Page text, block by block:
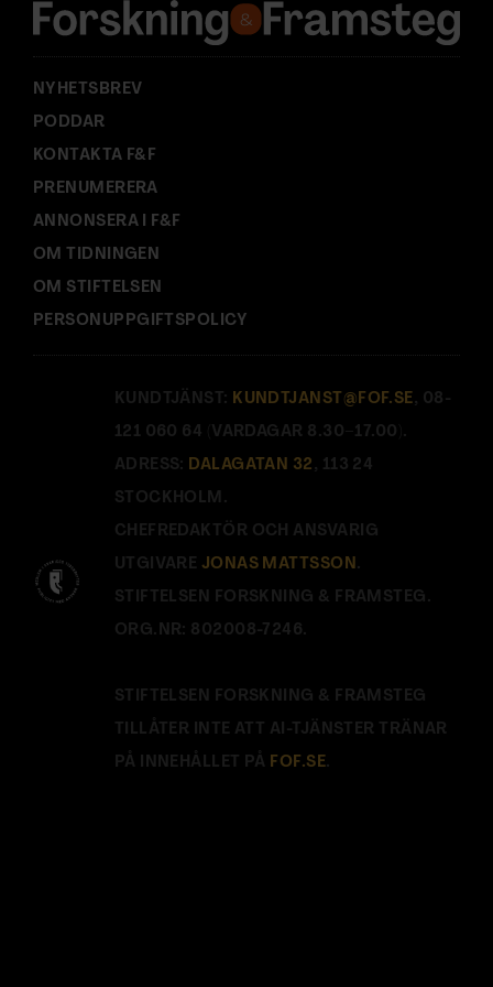
:
NYHETSBREV
PODDAR
KONTAKTA F&F
PRENUMERERA
ANNONSERA I F&F
OM TIDNINGEN
OM STIFTELSEN
PERSONUPPGIFTSPOLICY
KUNDTJÄNST: KUNDTJANST@FOF.SE , 08-
121 060 64 (VARDAGAR 8.30–17.00).
ADRESS: DALAGATAN 32 , 113 24
STOCKHOLM.
CHEFREDAKTÖR OCH ANSVARIG
UTGIVARE JONAS MATTSSON.
STIFTELSEN FORSKNING & FRAMSTEG.
ORG.NR: 802008-7246.
STIFTELSEN FORSKNING & FRAMSTEG
TILLÅTER INTE ATT AI-TJÄNSTER TRÄNAR
PÅ INNEHÅLLET PÅ FOF.SE.